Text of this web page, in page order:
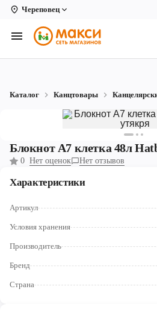
Череповец
Вологда
Архангельск
Коряжма
Котлас
Рыбинск
Северодвинск
Каталог Канцтовары
Блокнот А7 клетка 48л
0 Нет оценок Нет отзывов
Характеристики
Артикул
Условия хранения
Производитель
Бренд
Страна